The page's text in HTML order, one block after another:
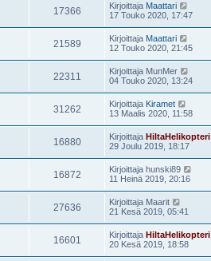
17366 Kirjoittaja Maattari
17 Touko 2020, 17:47
21589 Kirjoittaja Maattari
12 Touko 2020, 21:45
22311 Kirjoittaja MunMer
04 Touko 2020, 13:24
31262 Kirjoittaja Kiramet
13 Maalis 2020, 11:58
16880 Kirjoittaja HiltaHelikopteri
29 Joulu 2019, 18:17
16872 Kirjoittaja hunski89
11 Heinä 2019, 20:16
27636 Kirjoittaja Maarit
21 Kesä 2019, 05:41
16601 Kirjoittaja HiltaHelikopteri
20 Kesä 2019, 18:58